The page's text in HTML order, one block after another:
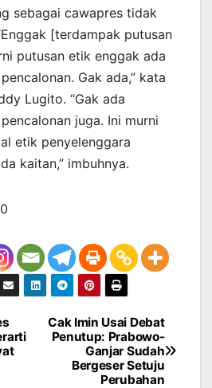
sebagai cawapres tidak
[terdampak putusan
putusan etik enggak ada
Gak ada,” kata
Lugito. “Gak ada
juga. Ini murni
etik penyelenggara
kaitan,” imbuhnya.
Cak Imin Usai Debat
Penutup: Prabowo-
Ganjar Sudah
Bergeser Setuju
Perubahan